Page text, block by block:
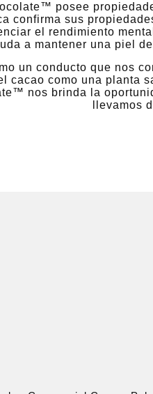
Regular
posee
confirma sus
el rendimiento
a mantener una piel
un conducto que nos
cacao como una planta
nos brinda la
llevamos